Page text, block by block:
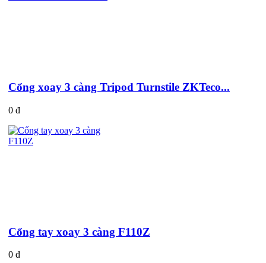
Cổng xoay 3 càng Tripod Turnstile ZKTeco...
0 đ
Cổng tay xoay 3 càng F110Z
0 đ